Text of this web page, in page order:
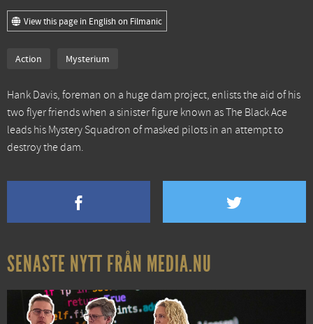
View this page in English on Filmanic
Action Mysterium
Hank Davis, foreman on a huge dam project, enlists the aid of his
two flyer friends when a sinister figure known as The Black Ace
leads his Mystery Squadron of masked pilots in an attempt to
destroy the dam.
SENASTE NYTT FRÅN MEDIA.NU